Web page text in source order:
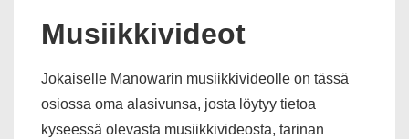
Musiikkivideot
Jokaiselle Manowarin musiikkivideolle on tässä
osiossa oma alasivunsa, josta löytyy tietoa
kyseessä olevasta musiikkivideosta, tarinan